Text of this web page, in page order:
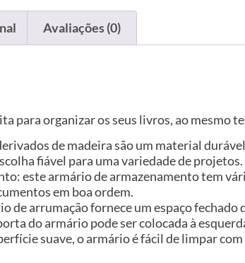
Avaliações (0)
para organizar os seus livros, ao mesmo
de madeira são um material
fiável para uma variedade de projetos.
este armário de armazenamento tem
em boa ordem.
de arrumação fornece um espaço
do armário pode ser colocada à
suave, o armário é fácil de limpar